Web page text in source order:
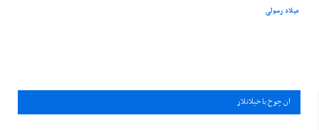
میلاد رسولی
ان چوخ باخيلانلار